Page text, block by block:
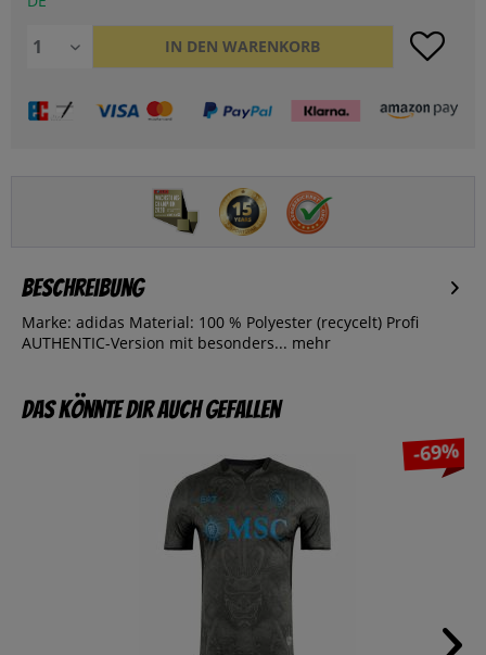
IN DEN WARENKORB
Beschreibung
Marke: adidas Material: 100 % Polyester (recycelt) Profi
AUTHENTIC-Version mit besonders... mehr
Das könnte dir auch gefallen
-69%